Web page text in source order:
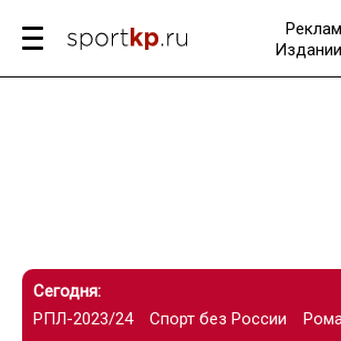
Издании
Сегодня:
РПЛ-2023/24
Спорт без России